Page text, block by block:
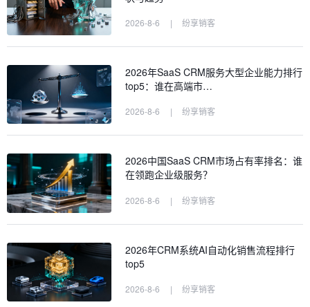
2026-8-6 | 纷享销客
2026年SaaS CRM服务大型企业能力排行
top5：谁在高端市…
2026-8-6 | 纷享销客
2026中国SaaS CRM市场占有率排名：谁
在领跑企业级服务？
2026-8-6 | 纷享销客
2026年CRM系统AI自动化销售流程排行
top5
2026-8-6 | 纷享销客